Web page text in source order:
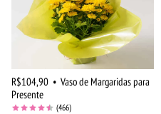
R$104,90 • Vaso de Margaridas para
Presente
(466)